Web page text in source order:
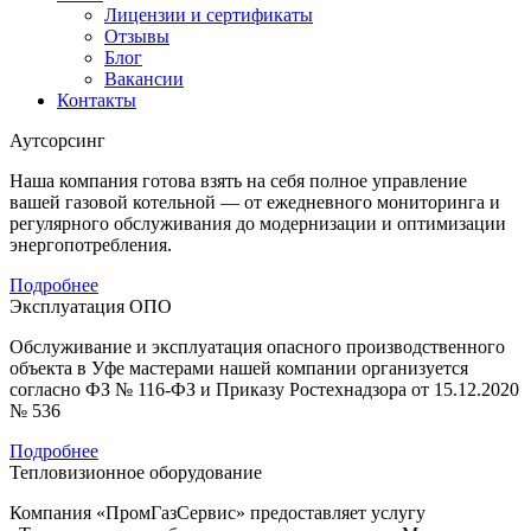
Лицензии и сертификаты
Отзывы
Блог
Вакансии
Контакты
Аутсорсинг
Наша компания готова взять на себя полное управление
вашей газовой котельной — от ежедневного мониторинга и
регулярного обслуживания до модернизации и оптимизации
энергопотребления.
Подробнее
Эксплуатация ОПО
Обслуживание и эксплуатация опасного производственного
объекта в Уфе мастерами нашей компании организуется
согласно ФЗ № 116-ФЗ и Приказу Ростехнадзора от 15.12.2020
№ 536
Подробнее
Тепловизионное оборудование
Компания «ПромГазСервис» предоставляет услугу